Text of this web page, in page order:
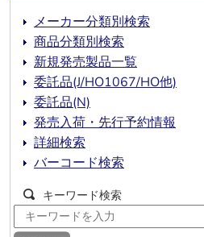
メーカー分類別検索
商品分類別検索
新規発売製品一覧
委託品(J/HO1067/HO他)
委託品(N)
発売入荷・先行予約情報
詳細検索
バーコード検索
キーワード検索